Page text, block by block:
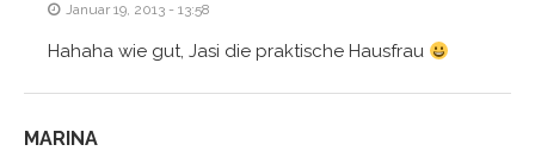
Januar 19, 2013 - 13:58
Hahaha wie gut, Jasi die praktische Hausfrau
MARINA